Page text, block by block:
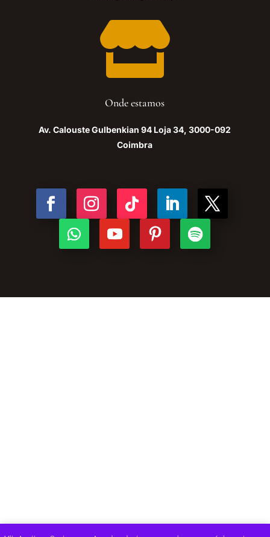

Onde estamos
Av. Calouste Gulbenkian 94 Loja 34, 3000-092
Coimbra